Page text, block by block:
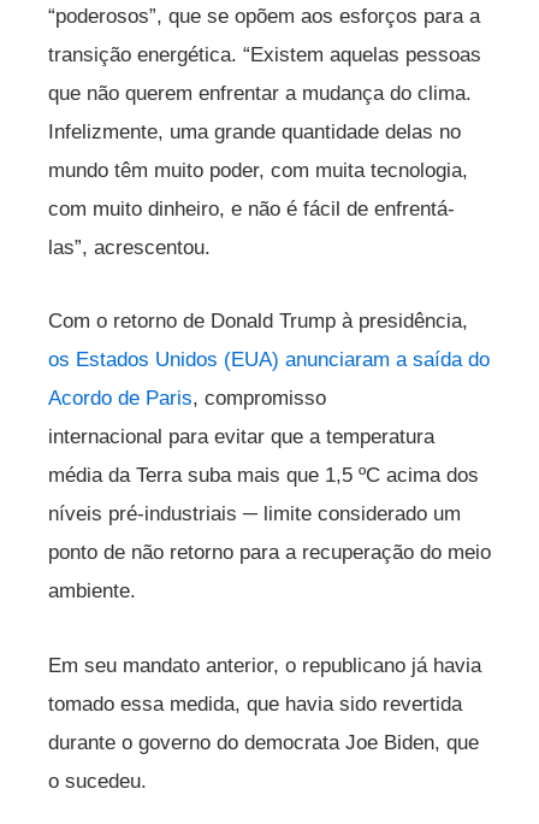
“poderosos”, que se opõem aos esforços para a
transição energética. “Existem aquelas pessoas
que não querem enfrentar a mudança do clima.
Infelizmente, uma grande quantidade delas no
mundo têm muito poder, com muita tecnologia,
com muito dinheiro, e não é fácil de enfrentá-
las”, acrescentou.
Com o retorno de Donald Trump à presidência,
os Estados Unidos (EUA) anunciaram a saída do
Acordo de Paris, compromisso
internacional para evitar que a temperatura
média da Terra suba mais que 1,5 ºC acima dos
níveis pré-industriais ─ limite considerado um
ponto de não retorno para a recuperação do meio
ambiente.
Em seu mandato anterior, o republicano já havia
tomado essa medida, que havia sido revertida
durante o governo do democrata Joe Biden, que
o sucedeu.